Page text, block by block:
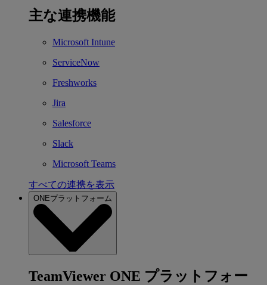
主な連携機能
Microsoft Intune
ServiceNow
Freshworks
Jira
Salesforce
Slack
Microsoft Teams
すべての連携を表示
ONEプラットフォーム
TeamViewer ONE プラットフォー